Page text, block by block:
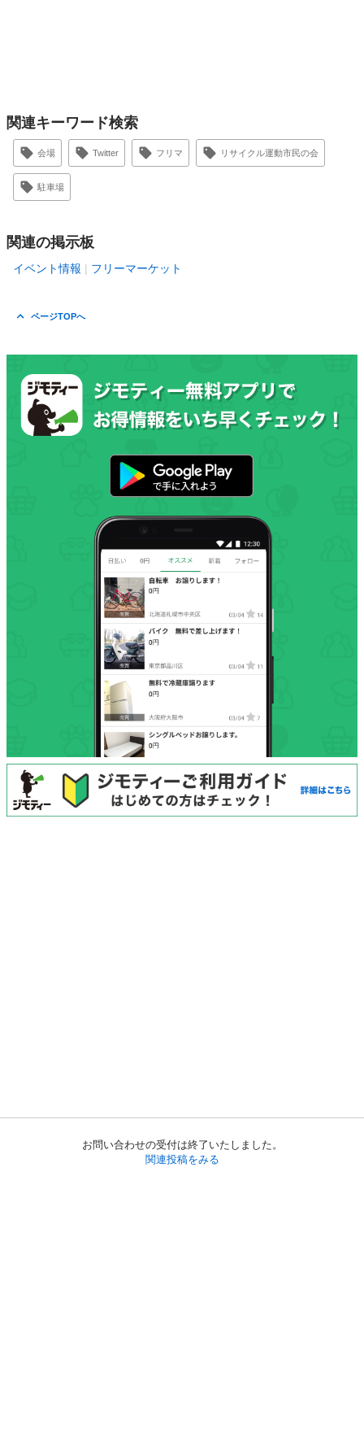
お問い合わせの受付は終了いたしました。
関連投稿をみる
関連キーワード検索
会場 Twitter フリマ リサイクル運動市民の会
駐車場
関連の掲示板
イベント情報 フリーマーケット
ページTOPへ